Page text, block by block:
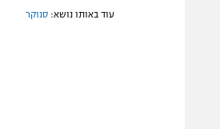
עוד באותו נושא: סנוקר